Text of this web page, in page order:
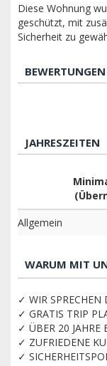
Diese Wohnung
geschützt, mit
Sicherheit zu
BEWERTUNGEN
JAHRESZEITEN
Allgemein
WARUM MIT
✓ WIR SPRECHEN
✓ GRATIS TRIP
✓ ÜBER 20 JAHRE
✓ ZUFRIEDENE
✓